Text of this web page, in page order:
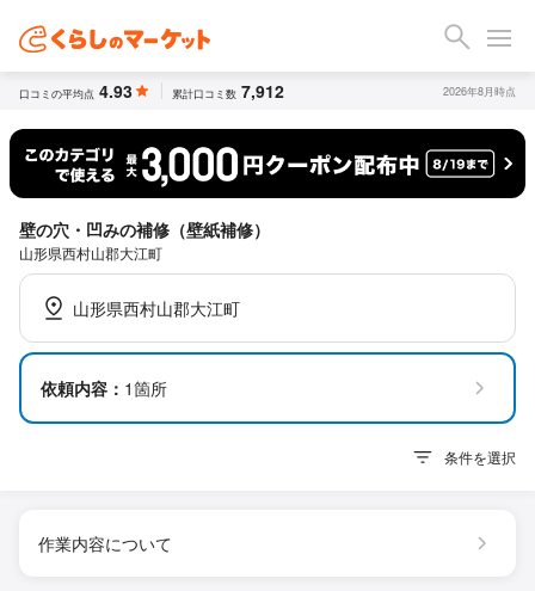
口コミの平均点 4.93 累計口コミ数 7,912 2026年8月時点
壁の穴・凹みの補修（壁紙補修）
山形県西村山郡大江町
山形県西村山郡大江町
依頼内容： 1箇所
条件を選択
作業内容について